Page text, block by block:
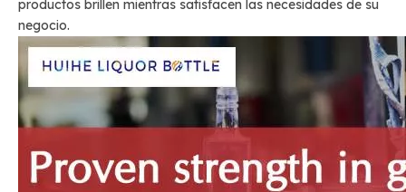
productos brillen mientras satisfacen las necesidades de su
negocio.